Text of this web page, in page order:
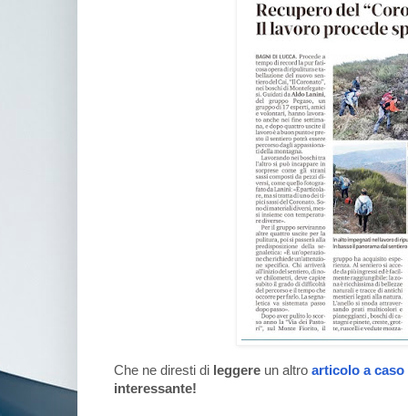
Che ne diresti di leggere un altro articolo a caso
interessante!